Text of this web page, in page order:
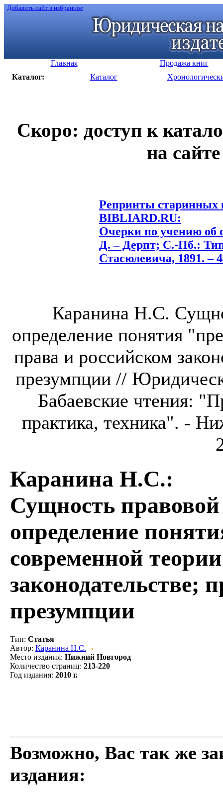
Добавить сайт в избранное
Главная
Продажа книг
Каталог:
Каталог
Скоро: доступ к
на
Репринты старинных
BIBLIARD.RU:
Очерки по учению об
Д. – Дерпт; С.-Пб.:
Стасюлевича, 1891. –
Каранина Н.С.
определение понятия
права и российском
презумпции //
Бабаевские чтения:
практика, техника". -
Каранина Н.С.:
Сущность
определение
современной
законодательстве;
презумпции
Тип: Статья
Автор: Каранина Н.С.
Место издания: Нижний Новгород
Количество страниц: 213-220
Год издания: 2010 г.
Возможно, Вас так же
издания: